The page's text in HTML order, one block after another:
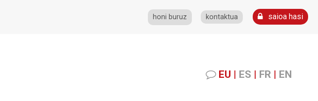
honi buruz kontaktua saioa hasi
EU | ES | FR | EN